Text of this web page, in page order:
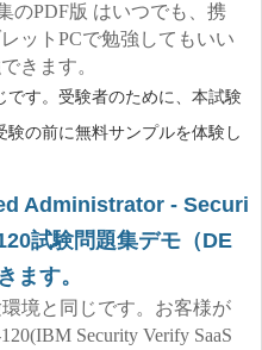
のPDF版 はいつでも、携
ットPCで勉強してもいい
きます。
です。受験者のために、本試験
の前に無料サンプルを体験し
Administrator - Securi
試験問題集デモ（DE
ます。
境と同じです。お客様が
Security Verify SaaS